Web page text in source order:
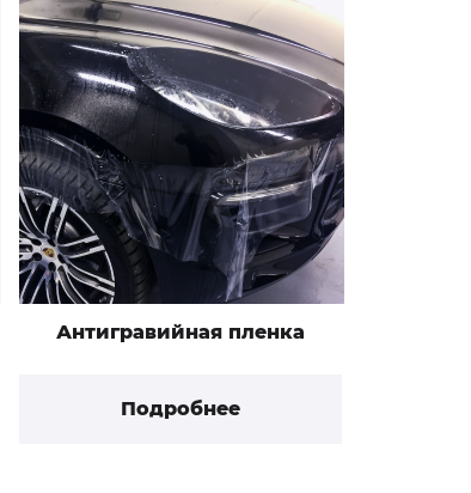
Антигравийная пленка
Подробнее